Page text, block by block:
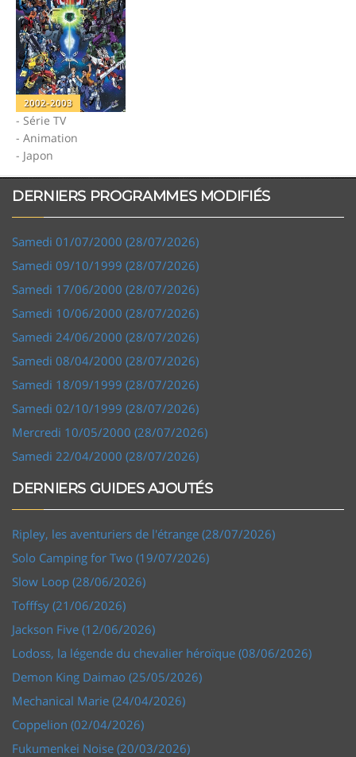
2002-2003
- Série TV
- Animation
- Japon
DERNIERS PROGRAMMES MODIFIÉS
Samedi 01/07/2000 (28/07/2026)
Samedi 09/10/1999 (28/07/2026)
Samedi 17/06/2000 (28/07/2026)
Samedi 10/06/2000 (28/07/2026)
Samedi 24/06/2000 (28/07/2026)
Samedi 08/04/2000 (28/07/2026)
Samedi 18/09/1999 (28/07/2026)
Samedi 02/10/1999 (28/07/2026)
Mercredi 10/05/2000 (28/07/2026)
Samedi 22/04/2000 (28/07/2026)
DERNIERS GUIDES AJOUTÉS
Ripley, les aventuriers de l'étrange (28/07/2026)
Solo Camping for Two (19/07/2026)
Slow Loop (28/06/2026)
Tofffsy (21/06/2026)
Jackson Five (12/06/2026)
Lodoss, la légende du chevalier héroïque (08/06/2026)
Demon King Daimao (25/05/2026)
Mechanical Marie (24/04/2026)
Coppelion (02/04/2026)
Fukumenkei Noise (20/03/2026)